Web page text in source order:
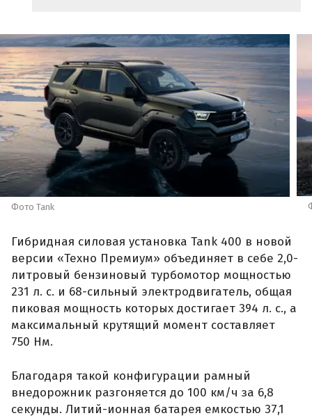
Фото Tank
Гибридная силовая установка Tank 400 в новой
версии «Техно Премиум» объединяет в себе 2,0-
литровый бензиновый турбомотор мощностью
231 л. с. и 68-сильный электродвигатель, общая
пиковая мощность которых достигает 394 л. с., а
максимальный крутящий момент составляет
750 Нм.
Благодаря такой конфигурации рамный
внедорожник разгоняется до 100 км/ч за 6,8
секунды. Литий-ионная батарея емкостью 37,1